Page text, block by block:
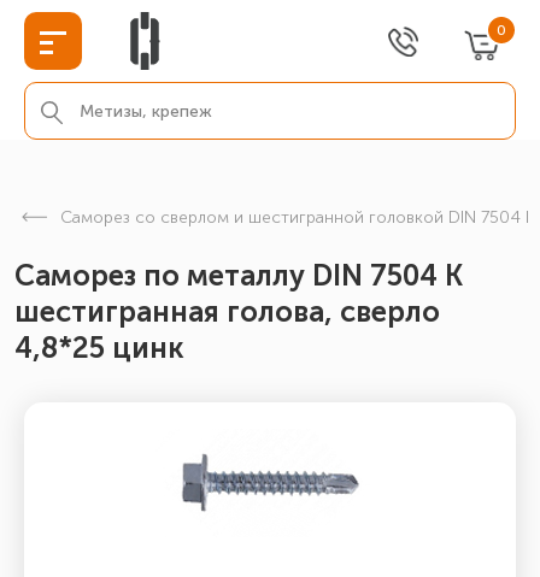
0
Cаморез со сверлом и шестигранной головкой DIN 7504 K
Саморез по металлу DIN 7504 К
шестигранная голова, сверло
4,8*25 цинк